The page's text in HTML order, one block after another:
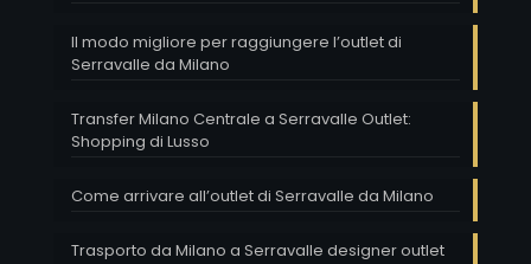
Il modo migliore per raggiungere l’outlet di
Serravalle da Milano
Transfer Milano Centrale a Serravalle Outlet:
Shopping di Lusso
Come arrivare all’outlet di Serravalle da Milano
Trasporto da Milano a Serravalle designer outlet